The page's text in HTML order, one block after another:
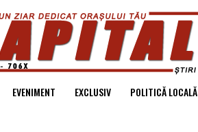
EVENIMENT EXCLUSIV POLITICĂ LOCALĂ